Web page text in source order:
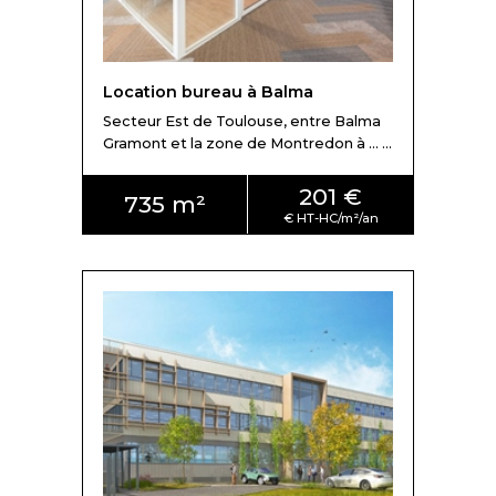
Location bureau à Balma
Secteur Est de Toulouse, entre Balma
Gramont et la zone de Montredon à ... ...
735 m² 201 €